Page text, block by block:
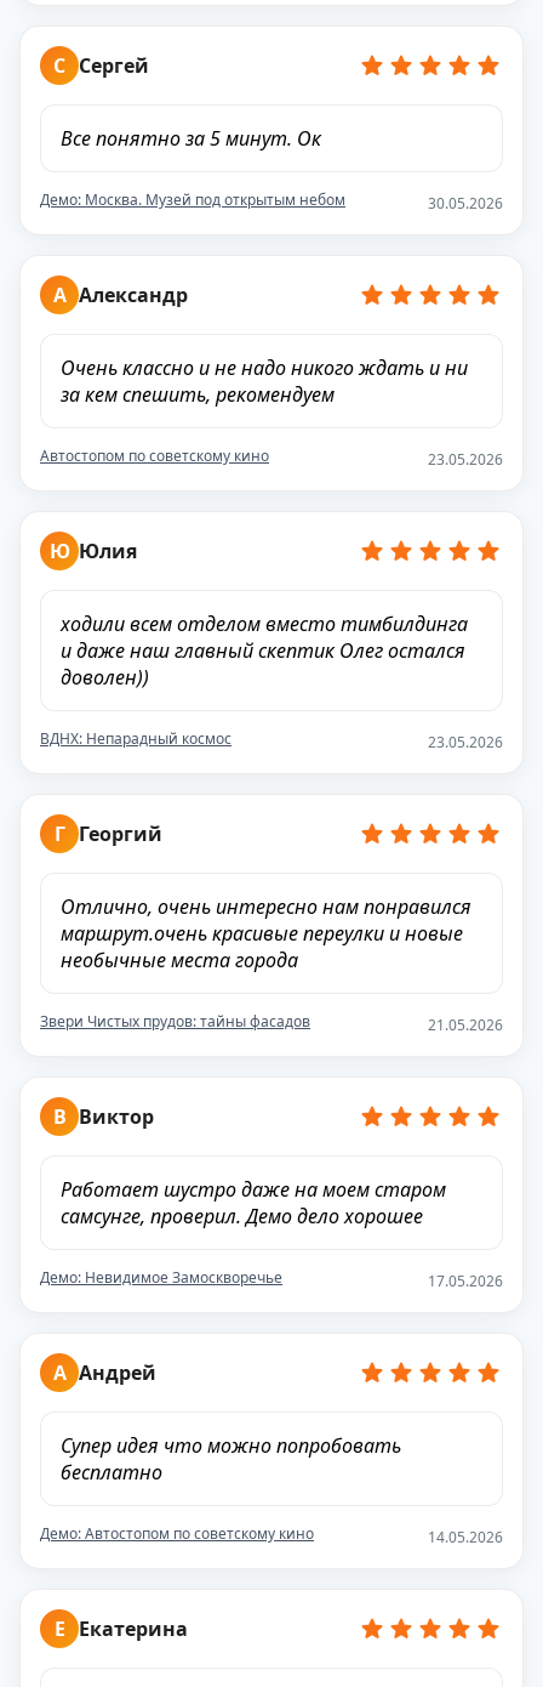
С Сергей
Все понятно за 5 минут. Ок
Демо: Москва. Музей под открытым небом 30.05.2026
А Александр
Очень классно и не надо никого ждать и ни
за кем спешить, рекомендуем
Автостопом по советскому кино 23.05.2026
Ю Юлия
ходили всем отделом вместо тимбилдинга
и даже наш главный скептик Олег остался
доволен))
ВДНХ: Непарадный космос 23.05.2026
Г Георгий
Отлично, очень интересно нам понравился
маршрут.очень красивые переулки и новые
необычные места города
Звери Чистых прудов: тайны фасадов 21.05.2026
В Виктор
Работает шустро даже на моем старом
самсунге, проверил. Демо дело хорошее
Демо: Невидимое Замоскворечье 17.05.2026
А Андрей
Супер идея что можно попробовать
бесплатно
Демо: Автостопом по советскому кино 14.05.2026
Е Екатерина